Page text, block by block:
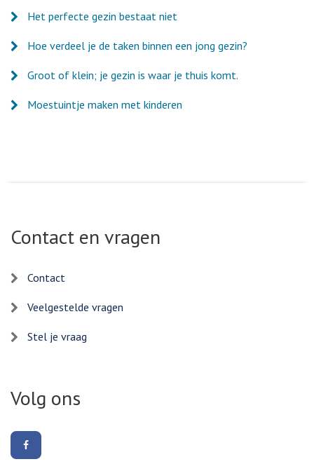
Het perfecte gezin bestaat niet
Hoe verdeel je de taken binnen een jong gezin?
Groot of klein; je gezin is waar je thuis komt.
Moestuintje maken met kinderen
Contact en vragen
Contact
Veelgestelde vragen
Stel je vraag
Volg ons
ons